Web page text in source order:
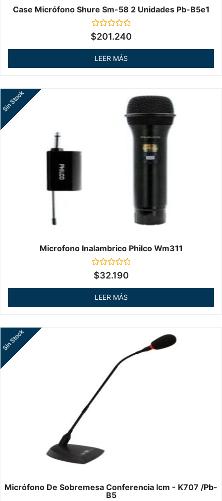
Case Micrófono Shure Sm-58 2 Unidades Pb-B5e1
Valorado
en
de
$201.240
LEER MÁS
Microfono Inalambrico Philco Wm311
Valorado
en
de
Sin Stock
$32.190
LEER MÁS
Micrófono De Sobremesa Conferencia Icm - K707 /pb-
B5
Sin Stock